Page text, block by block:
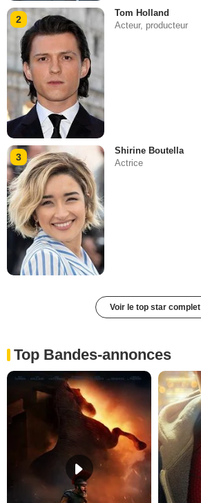
2
Tom Holland
Acteur, producteur
3
Shirine Boutella
Actrice
Voir le top star complet
Top Bandes-annonces